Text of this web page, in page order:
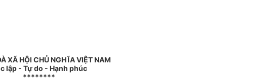
XÃ HỘI CHỦ NGHĨA VIỆT NAM
lập - Tự do - Hạnh phúc
********